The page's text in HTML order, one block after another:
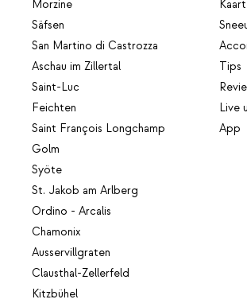
Morzine
Säfsen
San Martino di Castrozza
Aschau im Zillertal
Saint-Luc
Feichten
Saint François Longchamp
Golm
Syöte
St. Jakob am Arlberg
Ordino - Arcalis
Chamonix
Ausservillgraten
Clausthal-Zellerfeld
Kitzbühel
Tips
Live
App